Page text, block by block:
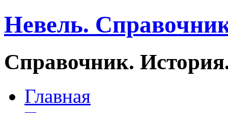
Невель.
Справочник.
Главная